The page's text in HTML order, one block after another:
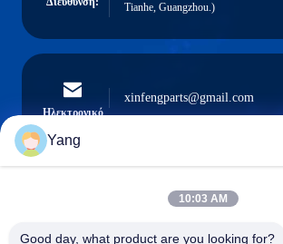
Tianhe, Guangzhou.)
Ηλεκτρονικό
xinfengparts@gmail.com
0086-189-9844-3486
Yang
10:03 AM
Good day, what product are you looking for?